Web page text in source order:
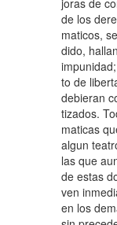
joras de
de los
maticos, se
dido,
impunidad;
to de libertad
debieran
tizados.
maticas que
algun teatro
las que aun
de estas dos
ven
en los demas